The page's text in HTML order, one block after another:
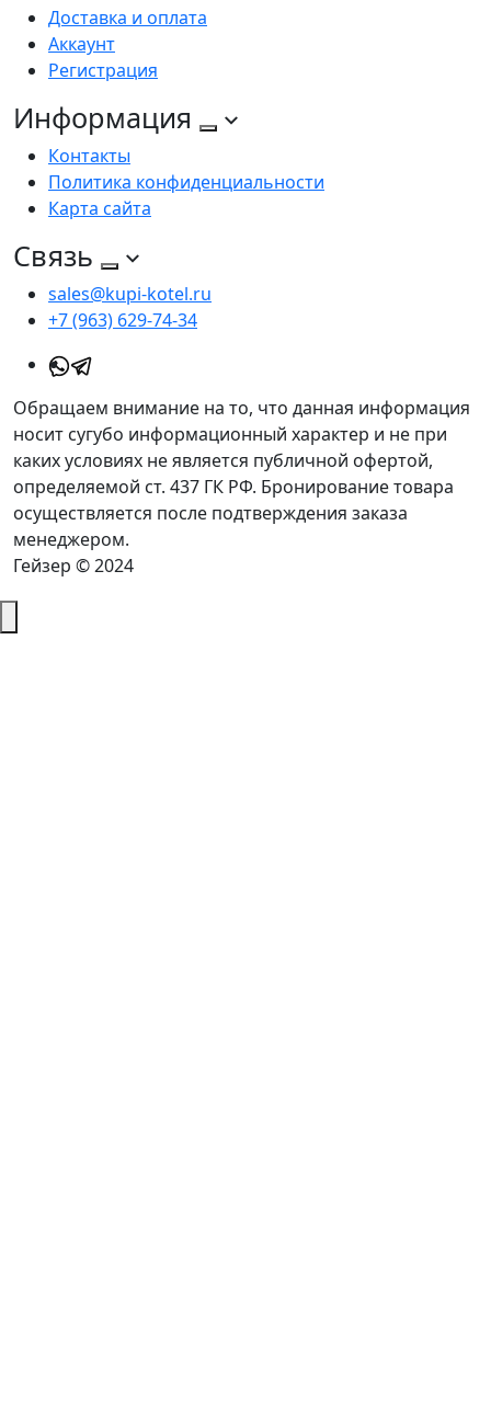
Доставка и оплата
Аккаунт
Регистрация
Информация
Контакты
Политика конфиденциальности
Карта сайта
Связь
sales@kupi-kotel.ru
+7 (963) 629-74-34
Обращаем внимание на то, что данная информация
носит сугубо информационный характер и не при
каких условиях не является публичной офертой,
определяемой ст. 437 ГК РФ. Бронирование товара
осуществляется после подтверждения заказа
менеджером.
Гейзер © 2024